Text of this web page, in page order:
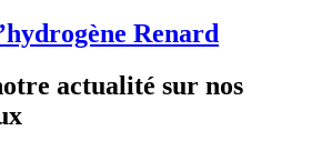
Renard
actualité sur nos